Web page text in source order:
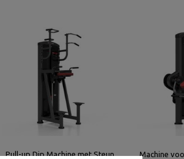
Pull-up Dip Machine met Steun
Machine